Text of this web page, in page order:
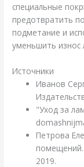
специальные
предотвратить
подметание и
уменьшить износ
Источники
Иванов
"Уход за
Петрова
помещений.
2019.